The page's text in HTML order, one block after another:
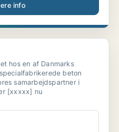
info
hos en af Danmarks
beton
samarbejdspartner i
[xxxxx] nu